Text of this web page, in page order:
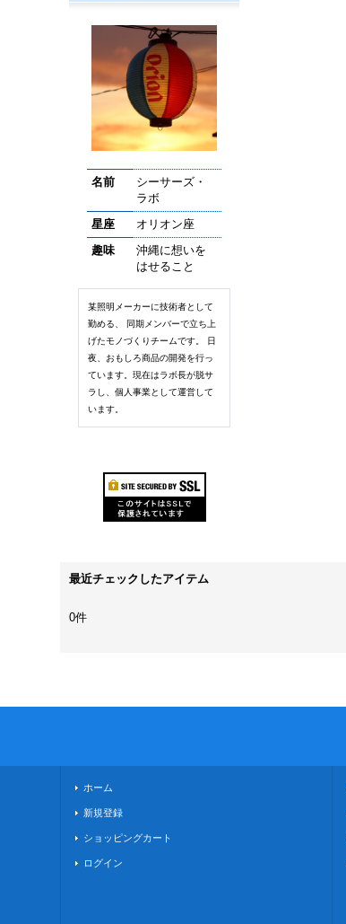
名前
シーサーズ・
ラボ
星座
オリオン座
趣味
沖縄に想いを
はせること
某照明メーカーに技術者として
勤める、 同期メンバーで立ち上
げたモノづくりチームです。 日
夜、おもしろ商品の開発を行っ
ています。現在はラボ長が脱サ
ラし、個人事業として運営して
います。
最近チェックしたアイテム
0件
ホーム
新規登録
ショッピングカート
ログイン